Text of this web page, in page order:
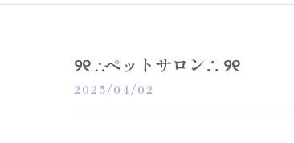
୨୧ ∴ペットサロン∴ ୨୧
2025/04/02